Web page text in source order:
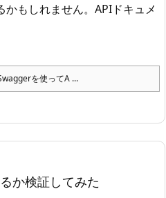
もしれません。 APIドキュメ
を使ってA ...
か検証してみた